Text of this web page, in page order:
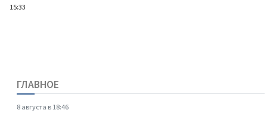
15:33
ГЛАВНОЕ
8 августа в 18:46